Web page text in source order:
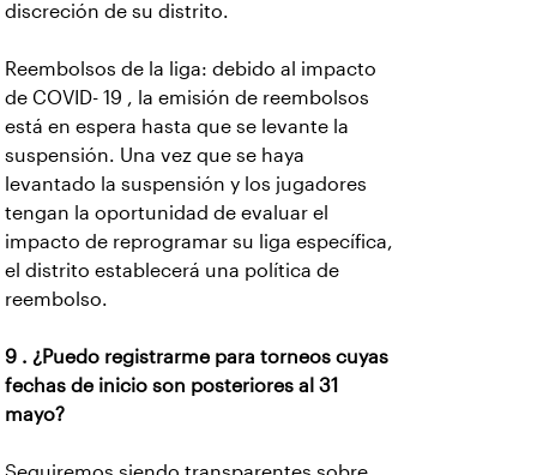
discreción de su distrito.
Reembolsos de la liga: debido al impacto
de COVID- 19 , la emisión de reembolsos
está en espera hasta que se levante la
suspensión. Una vez que se haya
levantado la suspensión y los jugadores
tengan la oportunidad de evaluar el
impacto de reprogramar su liga específica,
el distrito establecerá una política de
reembolso.
9 . ¿Puedo registrarme para torneos cuyas
fechas de inicio son posteriores al 31
mayo?